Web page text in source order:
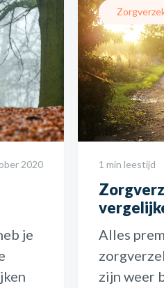
2020
je
1 min leestijd
Alles
zijn weer